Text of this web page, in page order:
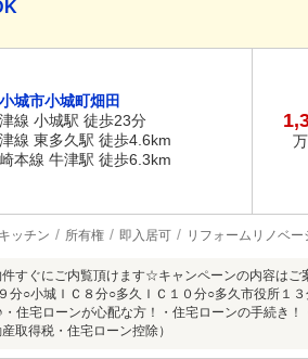
城市小城町畑田
津線 小城駅 徒歩23分
津線 東多久駅 徒歩4.6km
崎本線 牛津駅 徒歩6.3km
ッチン 所有権 即入居可 リフォームリノベー
すぐにご内覧頂けます☆キャンペーンの内容は
分○小城ＩＣ８分○多久ＩＣ１０分○多久市役所１
・住宅ローンが心配な方！・住宅ローンの手続き
取得税・住宅ローン控除）